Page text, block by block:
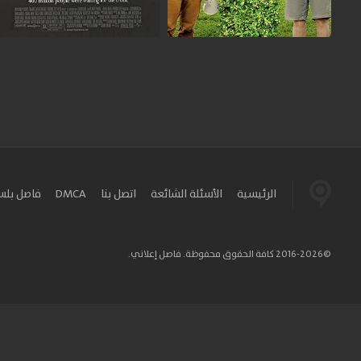
الرئيسية الأسئلة الشائعة اتصل بنا DMCA فاصل
©2016-2026 كافة الحقوق محفوظة. فاصل إعلاني.